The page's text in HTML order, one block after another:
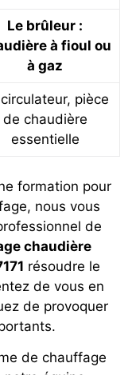
Le brûleur :
à fioul ou
à gaz
pièce
de chaudière
essentielle
formation pour
nous vous
de
chaudière
résoudre le
de vous en
de provoquer
de chauffage